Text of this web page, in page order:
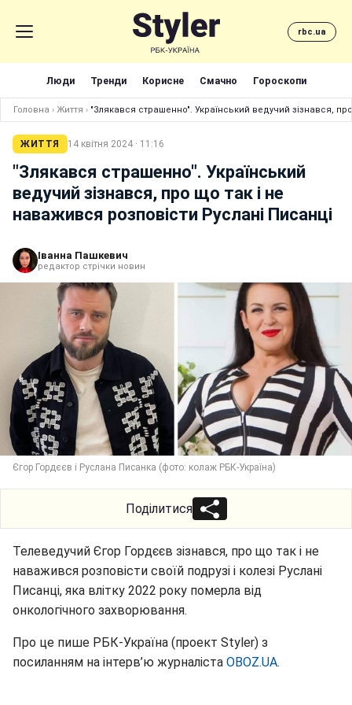
rbc.ua
Люди Тренди Корисне Смачно Гороскопи
Головна › Життя › "Злякався страшенно". Український ведучий зізнався,
ЖИТТЯ 14 квітня 2024 · 11:16
"Злякався страшенно". Український
ведучий зізнався, про що так і не
наважився розповісти Руслані Писанці
Іванна Пашкевич
редактор стрічки новин
Єгор Гордєєв і Руслана Писанка (фото: колаж РБК-Україна)
Поділитися
Телеведучий Єгор Гордєєв зізнався, про що так і не
наважився розповісти своїй подрузі і колезі Руслані
Писанці, яка влітку 2022 року померла від
онкологічного захворювання.
Про це пише РБК-Україна (проект Styler) з
посиланням на інтерв’ю журналіста OBOZ.UA.